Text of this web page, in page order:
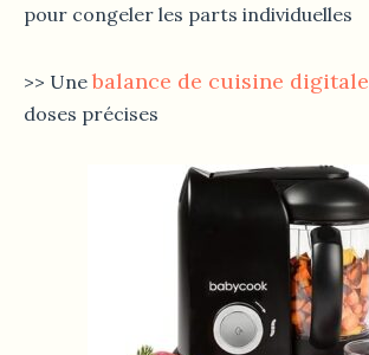
pour congeler les parts individuelles
>> Unebalance de cuisine digitale
doses précises